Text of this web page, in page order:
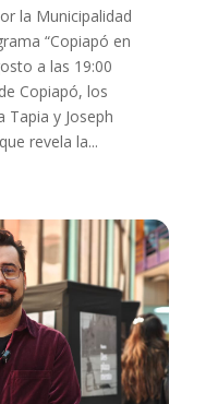
la Municipalidad
“Copiapó en
a las 19:00
Copiapó, los
Tapia y Joseph
revela la...